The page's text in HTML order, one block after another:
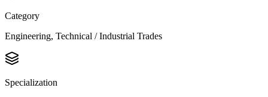
Category
Engineering, Technical / Industrial Trades
Specialization